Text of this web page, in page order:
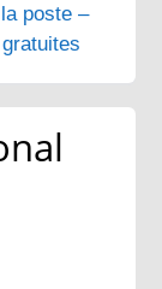
poste –